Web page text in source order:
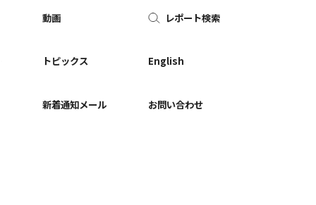
動画
トピックス
新着通知メール
レポート検索
English
お問い合わせ